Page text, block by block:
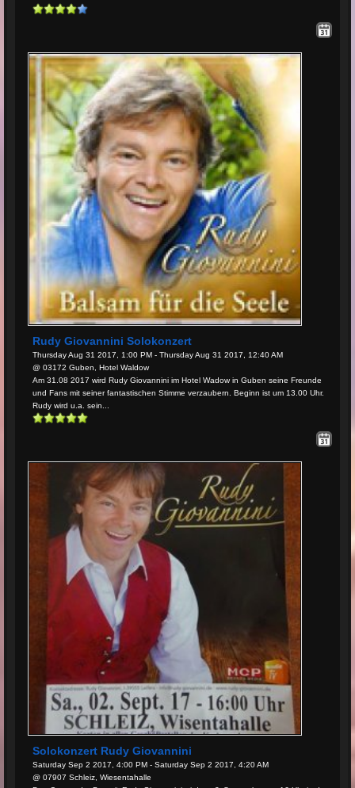
Rudy Giovannini Solokonzert
Thursday Aug 31 2017, 1:00 PM - Thursday Aug 31 2017, 12:40 AM
@ 03172 Guben, Hotel Waldow
Am 31.08 2017 wird Rudy Giovannini im Hotel Wadow in Guben seine Freunde
und Fans mit seiner fantastischen Stimme verzaubern. Beginn ist um 13.00 Uhr.
Rudy wird u.a. sein...
Solokonzert Rudy Giovannini
Saturday Sep 2 2017, 4:00 PM - Saturday Sep 2 2017, 4:20 AM
@ 07907 Schleiz, Wiesentahalle